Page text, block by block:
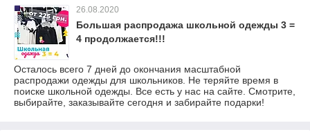
26.08.2020
Большая распродажа школьной одежды 3 =
4 продолжается!!!
Осталось всего 7 дней до окончания масштабной
распродажи одежды для школьников. Не теряйте время в
поиске школьной одежды. Все есть у нас на сайте. Смотрите,
выбирайте, заказывайте сегодня и забирайте подарки!